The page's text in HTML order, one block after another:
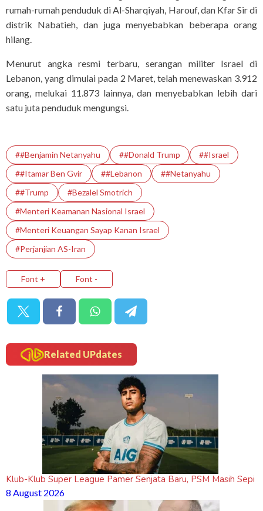
rumah-rumah penduduk di Al-Sharqiyah, Harouf, dan Kfar Sir di
distrik Nabatieh, dan juga menyebabkan beberapa orang
hilang.
Menurut angka resmi terbaru, serangan militer Israel di
Lebanon, yang dimulai pada 2 Maret, telah menewaskan 3.912
orang, melukai 11.873 lainnya, dan menyebabkan lebih dari
satu juta penduduk mengungsi.
##Benjamin Netanyahu ##Donald Trump
##Israel
##Itamar Ben Gvir
##Lebanon
##Netanyahu
##Trump
#Bezalel Smotrich
#Menteri Keamanan Nasional Israel
#Menteri Keuangan Sayap Kanan Israel
#Perjanjian AS-Iran
Font + Font -
Related UPdates
Klub-Klub Super League Pamer Senjata Baru, PSM Masih Sepi
8 August 2026